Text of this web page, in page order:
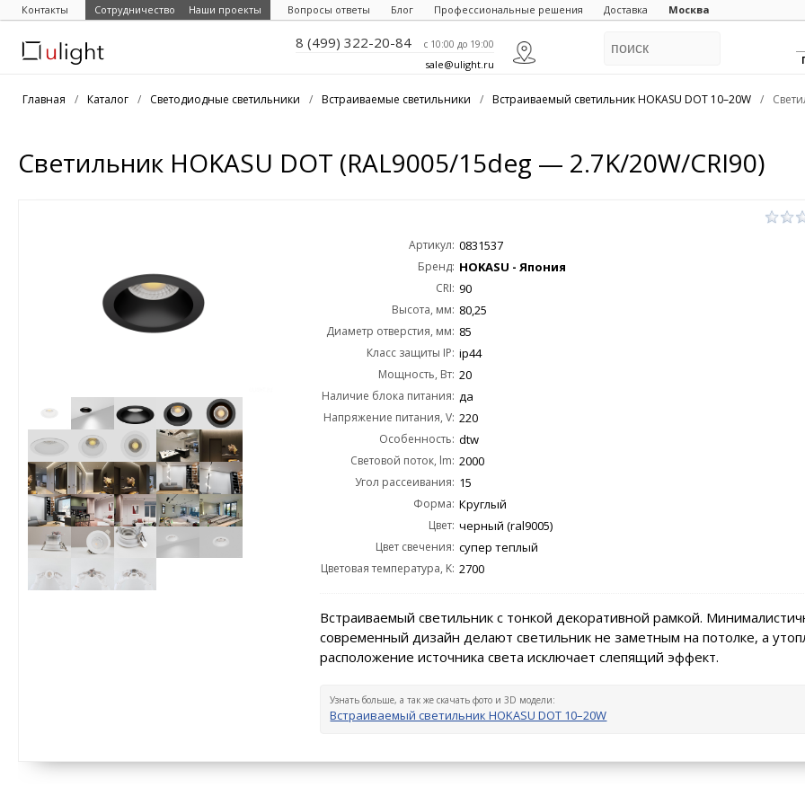
Контакты Сотрудничество Наши проекты Вопросы ответы Блог Профессиональные решения Доставка Москва
8 (499) 322-20-84 c 10:00 до 19:00
sale@ulight.ru
Главная / Каталог / Светодиодные светильники / Встраиваемые светильники / Встраиваемый светильник HOKASU DOT 10–20W /
Светильник HOKASU DOT (RAL9005/15deg — 2.7K/20W/CRI90)
Артикул: 0831537
Бренд: HOKASU - Япония
CRI: 90
Высота, мм: 80,25
Диаметр отверстия, мм: 85
Класс защиты IP: ip44
Мощность, Вт: 20
Наличие блока питания: да
Напряжение питания, V: 220
Особенность: dtw
Световой поток, lm: 2000
Угол рассеивания: 15
Форма: Круглый
Цвет: черный (ral9005)
Цвет свечения: супер теплый
Цветовая температура, K: 2700
Встраиваемый светильник с тонкой декоративной рамкой.
современный дизайн делают светильник не заметным на потолке, а
расположение источника света исключает слепящий эффект.
Узнать больше, а так же скачать фото и 3D модели:
Встраиваемый светильник HOKASU DOT 10–20W